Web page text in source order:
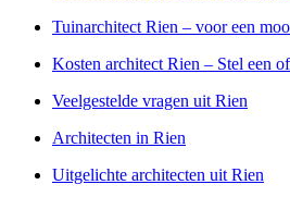
Tuinarchitect Rien – voor een
Kosten architect Rien – Stel een
Veelgestelde vragen uit Rien
Architecten in Rien
Uitgelichte architecten uit Rien